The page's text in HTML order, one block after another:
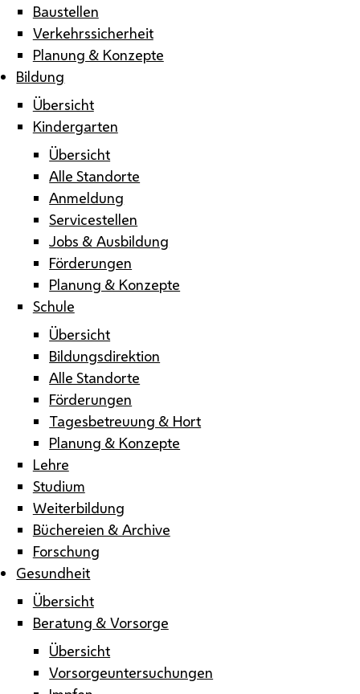
Baustellen
Verkehrssicherheit
Planung & Konzepte
Bildung
Übersicht
Kindergarten
Übersicht
Alle Standorte
Anmeldung
Servicestellen
Jobs & Ausbildung
Förderungen
Planung & Konzepte
Schule
Übersicht
Bildungsdirektion
Alle Standorte
Förderungen
Tagesbetreuung & Hort
Planung & Konzepte
Lehre
Studium
Weiterbildung
Büchereien & Archive
Forschung
Gesundheit
Übersicht
Beratung & Vorsorge
Übersicht
Vorsorgeuntersuchungen